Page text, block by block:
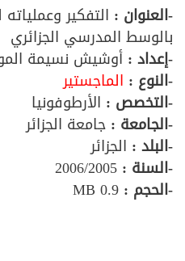
-العنوان : التفكير
بالوسط المدرسي الجزائري
-إعداد : أوشيش نسيمة
-النوع : الماجستير
-التخصص : الأرطوفونيا
-الجامعة : جامعة الجزائر
-البلد : الجزائر
-السنة :
-الحجم :